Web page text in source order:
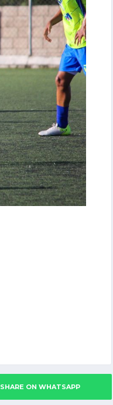
SHARE ON WHATSAPP